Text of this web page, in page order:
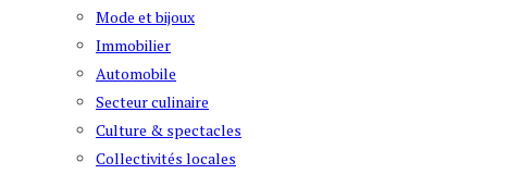
Mode et bijoux
Immobilier
Automobile
Secteur culinaire
Culture & spectacles
Collectivités locales